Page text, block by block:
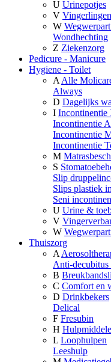
U Urinepotjes
V Vingerlingen
W
Wondhechting
Z Ziekenzorg
Pedicure - Manicure
Hygiene - Toilet
A Alle
Always
D Dagelijks
I Incontinentie
Incontinentie
Incontinentie
Incontinentie
M
S
Slip
Slips plastiek
Seni
U Urine &
V
W
Thuiszorg
A
Anti-
B
C Comfort en
D Drinkbekers
Delical
F Fresubin
H
L Loophulpen
Leeshulp